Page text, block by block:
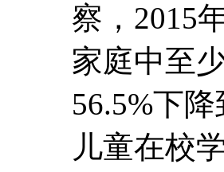
察，2015
家庭中至
56.5%下
儿童在校